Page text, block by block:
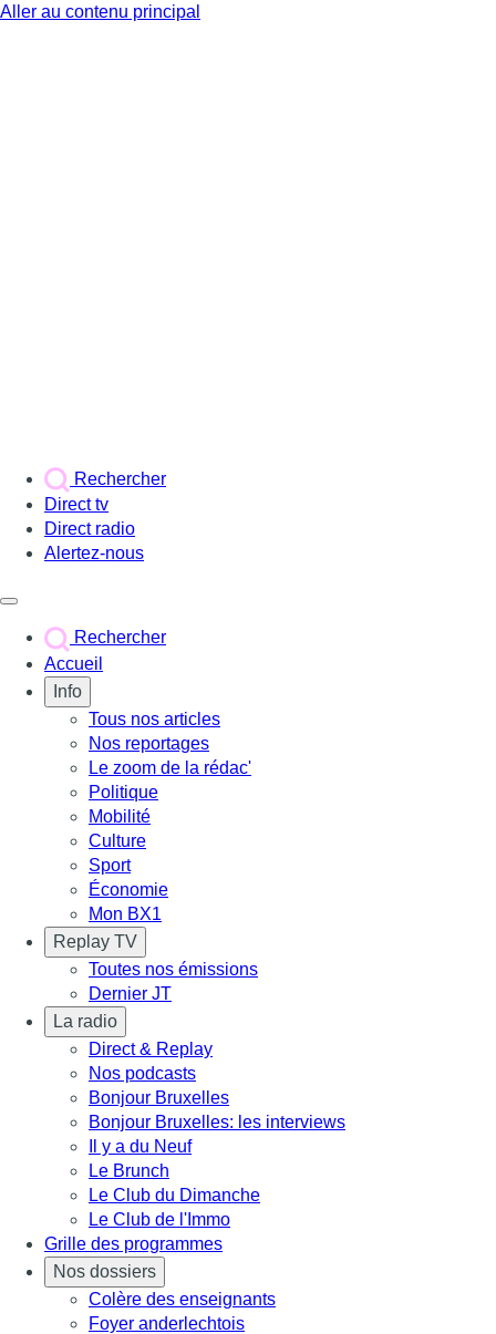
Aller au contenu principal
Rechercher
Direct tv
Direct radio
Alertez-nous
Rechercher
Accueil
Info
Tous nos articles
Nos reportages
Le zoom de la rédac'
Politique
Mobilité
Culture
Sport
Économie
Mon BX1
Replay TV
Toutes nos émissions
Dernier JT
La radio
Direct & Replay
Nos podcasts
Bonjour Bruxelles
Bonjour Bruxelles: les interviews
Il y a du Neuf
Le Brunch
Le Club du Dimanche
Le Club de l'Immo
Grille des programmes
Nos dossiers
Colère des enseignants
Foyer anderlechtois